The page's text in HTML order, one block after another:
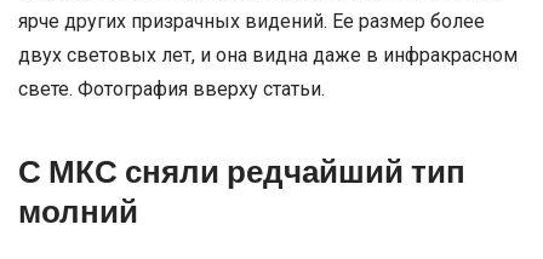
ярче других призрачных видений. Ее размер более
двух световых лет, и она видна даже в инфракрасном
свете. Фотография вверху статьи.
С МКС сняли редчайший тип
молний